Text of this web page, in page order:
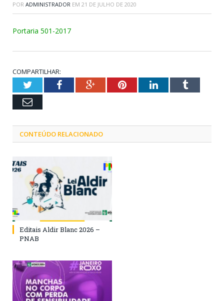
POR ADMINISTRADOR EM 21 DE JULHO DE 2020
Portaria 501-2017
COMPARTILHAR:
TwitterFacebookGoogle+PinterestLinkedInTumblr
Email
CONTEÚDO RELACIONADO
Editais Aldir Blanc 2026 –
PNAB